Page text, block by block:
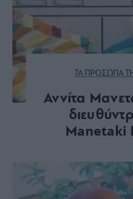
ΤΑ ΠΡΟΣΩΠΑ
Αννίτα
Manetaki